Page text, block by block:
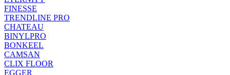
FINESSE
TRENDLINE PRO
CHATEAU
BINYLPRO
BONKEEL
CAMSAN
CLIX FLOOR
EGGER